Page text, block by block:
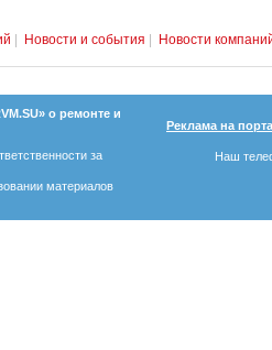
Новости и события Новости
о ремонте и
за
материалов
Реклама на
Наш